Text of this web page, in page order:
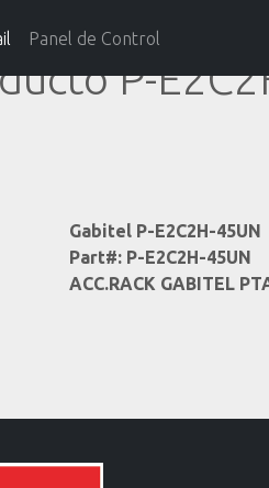
Panel de Control
P-
Gabitel P-E2C2H-45UN
Part#: P-E2C2H-45UN
ACC.RACK GABITEL